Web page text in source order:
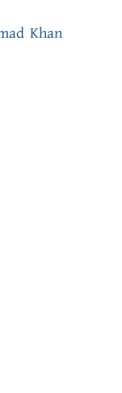
Khan